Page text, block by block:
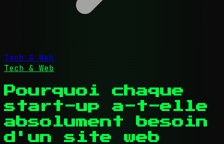
Tech & Web
Tech & Web
Pourquoi chaque
start-up a-t-elle
absolument besoin
d'un site web